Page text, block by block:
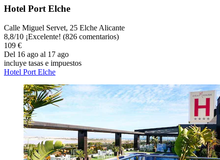
Hotel Port Elche
Calle Miguel Servet, 25 Elche Alicante
8,8/10 ¡Excelente! (826 comentarios)
109 €
Del 16 ago al 17 ago
incluye tasas e impuestos
Hotel Port Elche